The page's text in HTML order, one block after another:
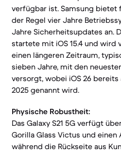
verfügbar ist. Samsung bietet
der Regel vier Jahre
Jahre Sicherheitsupdates an.
startete mit iOS 15.4 und wird
einen längeren Zeitraum,
sieben Jahre, mit den
versorgt, wobei iOS 26
2025 genannt wird.
Physische Robustheit:
Das Galaxy S21 5G verfügt
Gorilla Glass Victus und
während die Rückseite aus